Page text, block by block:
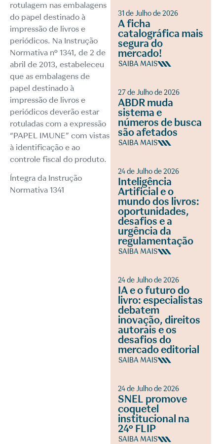
rotulagem nas embalagens
do papel destinado à
impressão de livros e
periódicos. Na Instrução
Normativa nº 1341, de 2 de
abril de 2013, estabeleceu
que as embalagens de
papel destinado à
impressão de livros e
periódicos deverão estar
rotuladas com a expressão
“PAPEL IMUNE” com vistas
à identificação e ao
controle fiscal do produto.
Íntegra da Instrução
Normativa 1341
31 de Julho de 2026
A ficha
catalográfica mais
segura do
mercado!
SAIBA MAIS
27 de Julho de 2026
ABDR muda
sistema e
números de busca
são afetados
SAIBA MAIS
24 de Julho de 2026
Inteligência
Artificial e o
mundo dos livros:
oportunidades,
desafios e a
urgência da
regulamentação
SAIBA MAIS
24 de Julho de 2026
IA e o futuro do
livro: especialistas
debatem
inovação, direitos
autorais e os
desafios do
mercado editorial
SAIBA MAIS
24 de Julho de 2026
SNEL promove
coquetel
institucional na
24º FLIP
SAIBA MAIS